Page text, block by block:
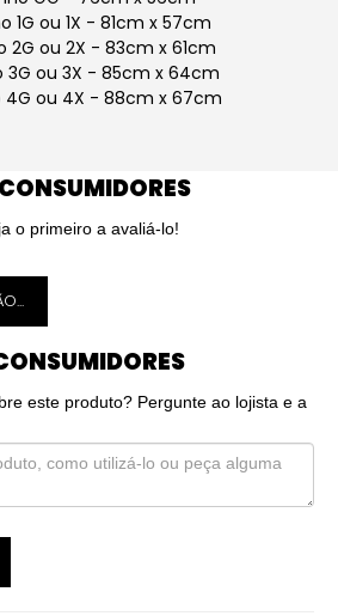
1G ou 1X - 81cm x 57cm
2G ou 2X - 83cm x 61cm
3G ou 3X - 85cm x 64cm
4G ou 4X - 88cm x 67cm
o primeiro a avaliá-lo!
este produto? Pergunte ao lojista e a